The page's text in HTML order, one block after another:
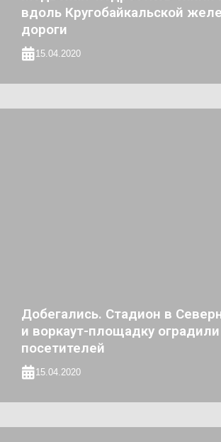
вдоль Кругобайкальской
дороги
15.04.2020
Добегались. Стадион в
и воркаут-площадку
посетителей
15.04.2020